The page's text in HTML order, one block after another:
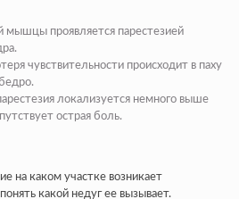
проявляется парестезией
чувствительности происходит в паху
локализуется немного выше
острая боль.
на каком участке возникает
какой недуг ее вызывает.